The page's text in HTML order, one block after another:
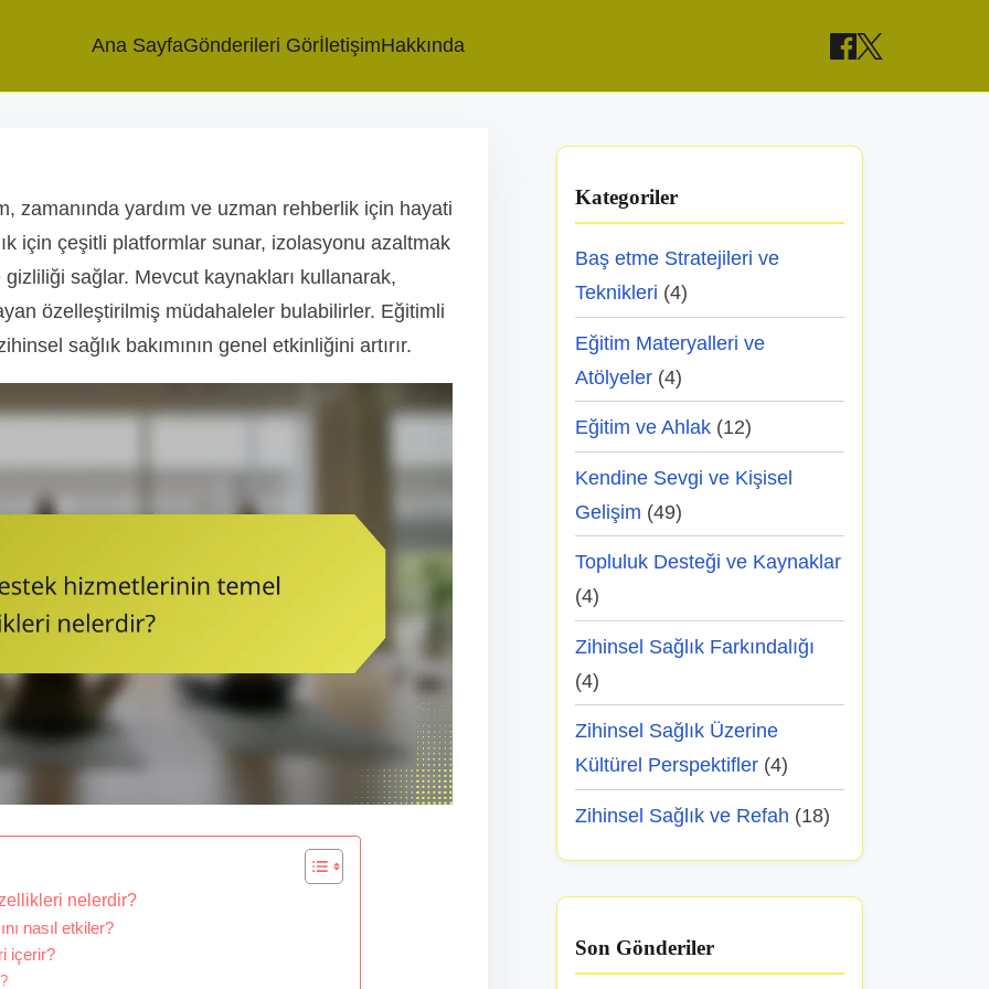
Ana SayfaGönderileri GörİletişimHakkında
zamanında yardım ve uzman rehberlik için hayati
için çeşitli platformlar sunar, izolasyonu azaltmak
sağlar. Mevcut kaynakları kullanarak,
özelleştirilmiş müdahaleler bulabilirler. Eğitimli
sağlık bakımının genel etkinliğini artırır.
nelerdir?
nasıl etkiler?
içerir?
Kategoriler
Baş etme Stratejileri ve
Teknikleri (4)
Eğitim Materyalleri ve
Atölyeler (4)
Eğitim ve Ahlak (12)
Kendine Sevgi ve Kişisel
Gelişim (49)
Topluluk Desteği ve Kaynaklar
(4)
Zihinsel Sağlık Farkındalığı
(4)
Zihinsel Sağlık Üzerine
Kültürel Perspektifler (4)
Zihinsel Sağlık ve Refah (18)
Son Gönderiler